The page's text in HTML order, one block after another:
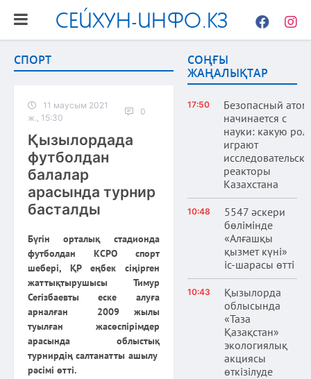
СЕЙХУН-ИНФО.КЗ
Facebook
СПОРТ
11 маусым 2021
ж., 15:30
0
Қызылордада
футболдан
балалар
арасында турнир
басталды
Бүгін орталық стадионда
футболдан КСРО спорт
шебері, ҚР еңбек сіңірген
жаттықтырушысы Тимур
Сегізбаевты еске алуға
арналған 2009 жылы
туылған жасөспірімдер
арасында облыстық
турнирдің салтанатты ашылу
рәсімі өтті.
СОҢҒЫ
ЖАҢАЛЫҚТАР
17:50
Безопасный атом
начинается с
науки: какую
играют
реакторы
Казахстана
10:48
5547 әскери
бөлімінде
«Алғашқы
қызмет күні»
іс-шарасы өтті
10:43
Қызылорда
облысында
«Таза
Қазақстан»
экологиялық
акциясы
өткізілуде